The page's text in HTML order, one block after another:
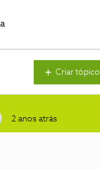
Criar tópico
2 anos atrás